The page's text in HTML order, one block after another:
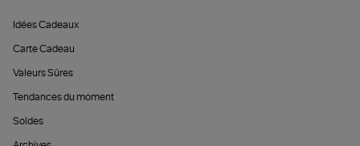
Idées Cadeaux
Carte Cadeau
Valeurs Sûres
Tendances du moment
Soldes